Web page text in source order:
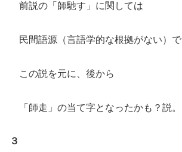
前説の「師馳す」に関しては
民間語源（言語学的な根拠がない）で
この説を元に、後から
「師走」の当て字となったかも？説。
３